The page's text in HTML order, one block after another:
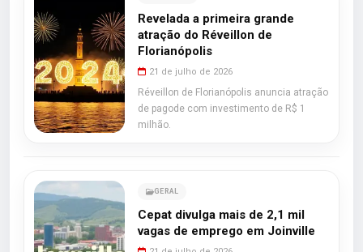
Revelada a primeira grande
atração do Réveillon de
Florianópolis
21 de julho de 2026
Réveillon de Florianópolis anuncia atração
de pagode com investimento de R$ 1
milhão.
GERAL
Cepat divulga mais de 2,1 mil
vagas de emprego em Joinville